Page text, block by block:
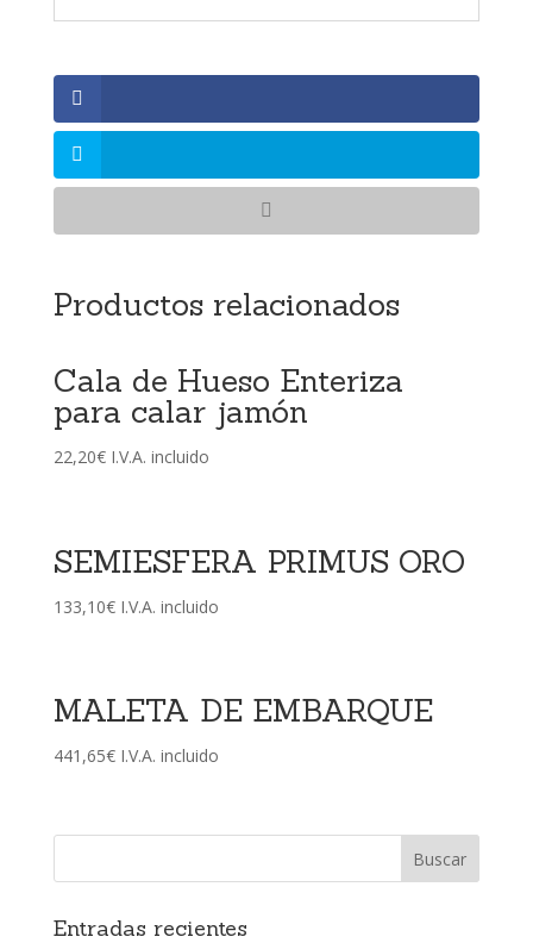
Productos relacionados
Cala de Hueso Enteriza
para calar jamón
22,20€ I.V.A. incluido
SEMIESFERA PRIMUS ORO
133,10€ I.V.A. incluido
MALETA DE EMBARQUE
441,65€ I.V.A. incluido
Entradas recientes